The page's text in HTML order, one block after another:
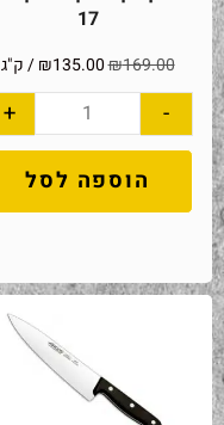
17
₪169.00
₪135.00 / ק"ג
-
+
הוספה לסל